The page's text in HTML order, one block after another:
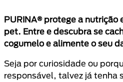
PURINA® protege a nutrição
pet. Entre e descubra se
cogumelo e alimente o seu
Seja por curiosidade ou
responsável, talvez já tenha